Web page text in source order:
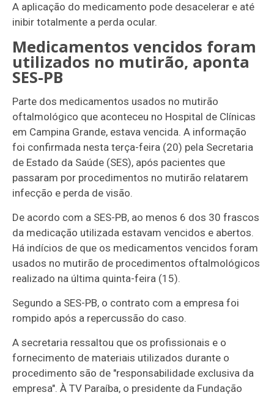
A aplicação do medicamento pode desacelerar e até
inibir totalmente a perda ocular.
Medicamentos vencidos foram
utilizados no mutirão, aponta
SES-PB
Parte dos medicamentos usados no mutirão
oftalmológico que aconteceu no Hospital de Clínicas
em Campina Grande, estava vencida. A informação
foi confirmada nesta terça-feira (20) pela Secretaria
de Estado da Saúde (SES), após pacientes que
passaram por procedimentos no mutirão relatarem
infecção e perda de visão.
De acordo com a SES-PB, ao menos 6 dos 30 frascos
da medicação utilizada estavam vencidos e abertos.
Há indícios de que os medicamentos vencidos foram
usados no mutirão de procedimentos oftalmológicos
realizado na última quinta-feira (15).
Segundo a SES-PB, o contrato com a empresa foi
rompido após a repercussão do caso.
A secretaria ressaltou que os profissionais e o
fornecimento de materiais utilizados durante o
procedimento são de "responsabilidade exclusiva da
empresa". À TV Paraíba, o presidente da Fundação